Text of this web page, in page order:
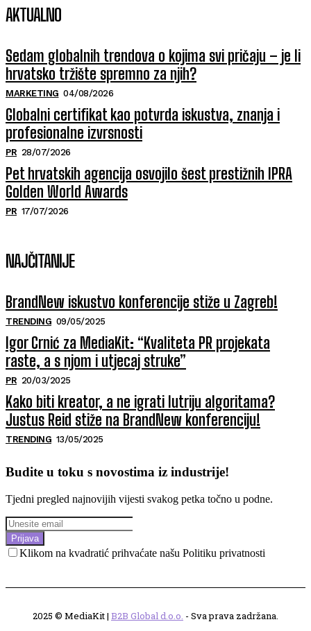
AKTUALNO
Sedam globalnih trendova o kojima svi pričaju – je li
hrvatsko tržište spremno za njih?
MARKETING 04/08/2026
Globalni certifikat kao potvrda iskustva, znanja i
profesionalne izvrsnosti
PR 28/07/2026
Pet hrvatskih agencija osvojilo šest prestižnih IPRA
Golden World Awards
PR 17/07/2026
NAJČITANIJE
BrandNew iskustvo konferencije stiže u Zagreb!
TRENDING 09/05/2025
Igor Crnić za MediaKit: “Kvaliteta PR projekata
raste, a s njom i utjecaj struke”
PR 20/03/2025
Kako biti kreator, a ne igrati lutriju algoritama?
Justus Reid stiže na BrandNew konferenciju!
TRENDING 13/05/2025
Budite u toku s novostima iz industrije!
Tjedni pregled najnovijih vijesti svakog petka točno u podne.
Prijava
Klikom na kvadratić prihvaćate našu Politiku privatnosti
2025 © MediaKit | B2B Global d.o.o. - Sva prava zadržana.